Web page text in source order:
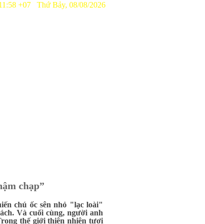
+07 Thứ Bảy, 08/08/2026
chạp”
chú ốc sên nhỏ "lạc loài"
Và cuối cùng, người anh
thế giới thiên nhiên tươi